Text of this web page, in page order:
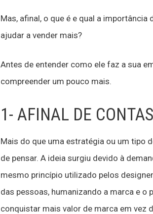
Mas, afinal, o que é e qual a importância
ajudar a vender mais?
Antes de entender como ele faz a sua
compreender um pouco mais.
1- AFINAL DE
Mais do que uma estratégia ou um tipo
de pensar. A ideia surgiu devido à
mesmo princípio utilizado pelos
das pessoas, humanizando a marca e
conquistar mais valor de marca em vez